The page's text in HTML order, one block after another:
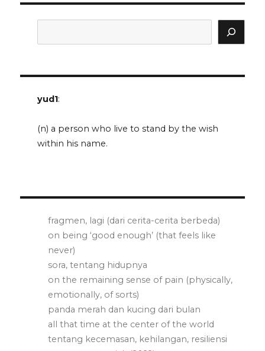
yud1:
(n) a person who live to stand by the wish
within his name.
fragmen, lagi (dari cerita-cerita berbeda)
on being ‘good enough’ (that feels like
never)
sora, tentang hidupnya
on the remaining sense of pain (physically,
emotionally, of sorts)
panda merah dan kucing dari bulan
all that time at the center of the world
tentang kecemasan, kehilangan, resiliensi